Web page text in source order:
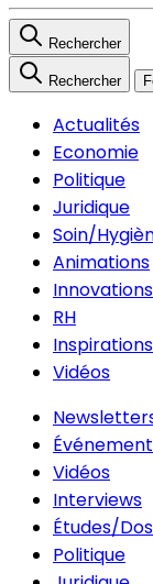
Rechercher
Rechercher
Actualités
Economie
Politique
Juridique
Soin/
Animations
Innovations
RH
Inspirations
Vidéos
Vidéos
Interviews
Études/
Politique